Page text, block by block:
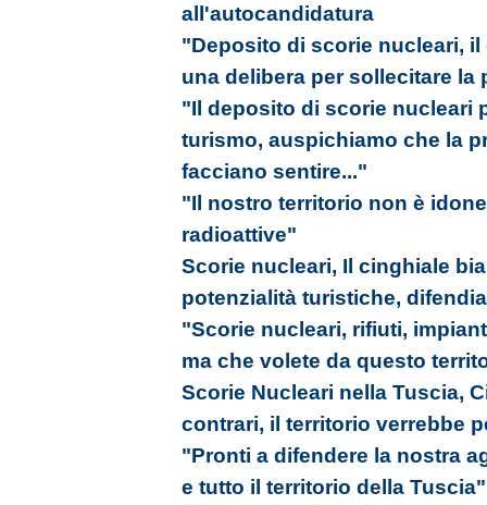
all'autocandidatura
"Deposito di scorie nucleari,
una delibera per sollecitare
"Il deposito di scorie nucleari
turismo, auspichiamo che la
facciano sentire..."
"Il nostro territorio non è
radioattive"
Scorie nucleari, Il cinghiale
potenzialità turistiche,
"Scorie nucleari, rifiuti,
ma che volete da questo
Scorie Nucleari nella Tuscia,
contrari, il territorio verrebbe
"Pronti a difendere la nostra
e tutto il territorio della Tuscia"